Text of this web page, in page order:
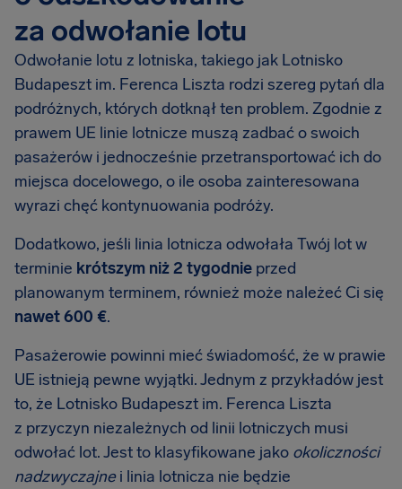
za odwołanie lotu
Odwołanie lotu z lotniska, takiego jak Lotnisko
Budapeszt im. Ferenca Liszta rodzi szereg pytań dla
podróżnych, których dotknął ten problem. Zgodnie z
prawem UE linie lotnicze muszą zadbać o swoich
pasażerów i jednocześnie przetransportować ich do
miejsca docelowego, o ile osoba zainteresowana
wyrazi chęć kontynuowania podróży.
Dodatkowo, jeśli linia lotnicza odwołała Twój lot w
terminie krótszym niż 2 tygodnie przed
planowanym terminem, również może należeć Ci się
nawet 600 €.
Pasażerowie powinni mieć świadomość, że w prawie
UE istnieją pewne wyjątki. Jednym z przykładów jest
to, że Lotnisko Budapeszt im. Ferenca Liszta
z przyczyn niezależnych od linii lotniczych musi
odwołać lot. Jest to klasyfikowane jako okoliczności
nadzwyczajnei linia lotnicza nie będzie